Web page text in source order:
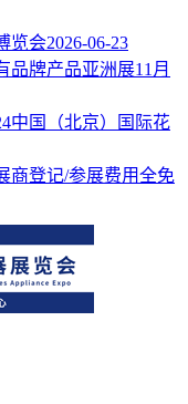
览会2026-06-23
品牌产品亚洲展11月
中国（北京）国际花
商登记/参展费用全免